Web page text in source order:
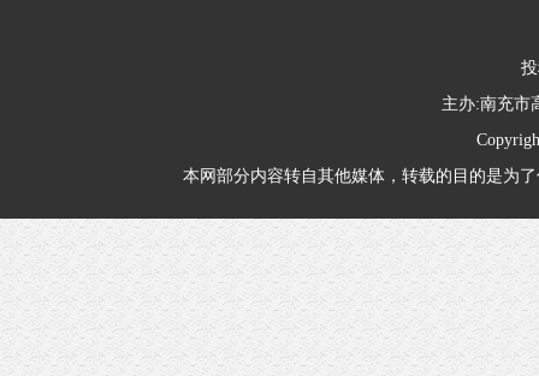
主办:南充
本网部分内容转自其他媒体，转载的目的是为